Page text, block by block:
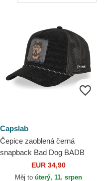
Capslab
Čepice zaoblená černá
snapback Bad Dog BADB
Hip Hop Dogz Capslab
EUR 34,90
Měj to úterý, 11. srpen